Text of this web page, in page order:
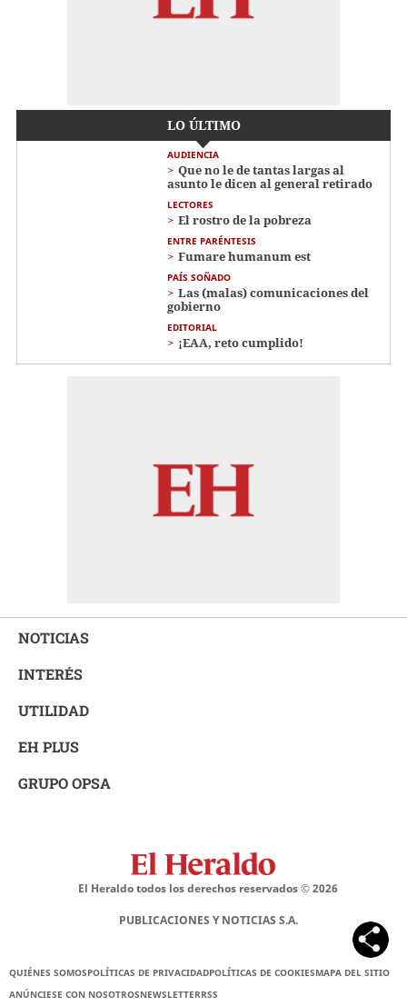
LO ÚLTIMO
AUDIENCIA
Que no le de tantas largas al
asunto le dicen al general retirado
LECTORES
El rostro de la pobreza
ENTRE PARÉNTESIS
Fumare humanum est
PAÍS SOÑADO
Las (malas) comunicaciones del
gobierno
EDITORIAL
¡EAA, reto cumplido!
NOTICIAS
INTERÉS
UTILIDAD
EH PLUS
GRUPO OPSA
El Heraldo todos los derechos reservados ©2026
PUBLICACIONES Y NOTICIAS S.A.
QUIÉNES SOMOSPOLÍTICAS DE PRIVACIDADPOLÍTICAS DE COOKIESMAPA DEL SITIO
ANÚNCIESE CON NOSOTROSNEWSLETTERRSS